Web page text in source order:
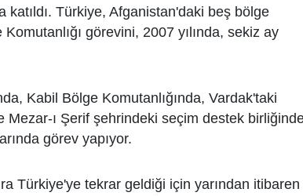
katıldı. Türkiye, Afganistan'daki beş bölge
görevini, 2007 yılında, sekiz ay
Kabil Bölge Komutanlığında, Vardak'taki
ı Şerif şehrindeki seçim destek
görev yapıyor.
Türkiye'ye tekrar geldiği için yarından itibaren